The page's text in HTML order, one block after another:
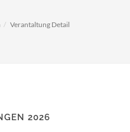
Verantaltung Detail
2026